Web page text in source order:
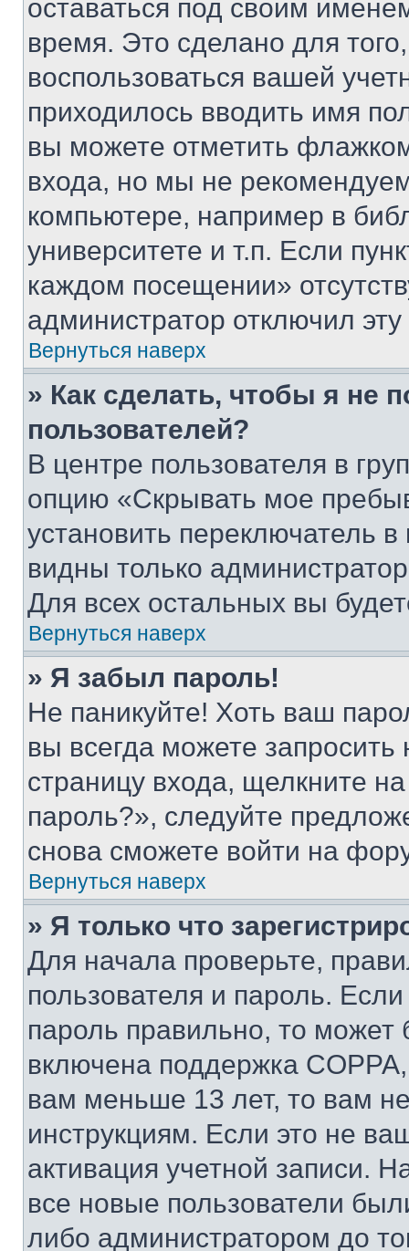
оставаться под своим
время. Это сделано для
воспользоваться вашей
приходилось вводить имя
вы можете отметить
входа, но мы не
компьютере, например в
университете и т.п. Если
каждом посещении»
администратор отключил
Вернуться наверх
» Как сделать, чтобы я не
пользователей?
В центре пользователя в
опцию «Скрывать мое
установить переключатель
видны только
Для всех остальных вы
Вернуться наверх
» Я забыл пароль!
Не паникуйте! Хоть ваш
вы всегда можете
страницу входа, щелкните
пароль?», следуйте
снова сможете войти на
Вернуться наверх
» Я только что
Для начала проверьте,
пользователя и пароль.
пароль правильно, то может
включена поддержка
вам меньше 13 лет, то вам
инструкциям. Если это не
активация учетной записи.
все новые пользователи
либо администратором до